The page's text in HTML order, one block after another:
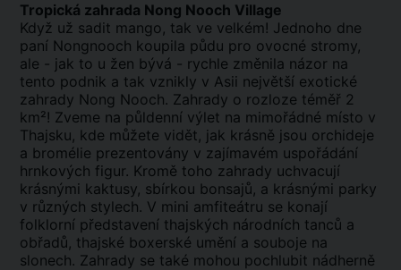
Tropická zahrada Nong Nooch Village
Když už sadit mango, tak ve velkém! Jednoho dne
paní Nongnooch koupila půdu pro ovocné stromy,
ale - jak to u žen bývá - rychle změnila názor na
tento podnik a tak vznikly v Asii největší exotické
zahrady Nong Nooch. Zahrady o rozloze téměř 2
km²! Zveme na půldenní výlet na mimořádné místo v
Thajsku, kde můžete vidět, jak krásně jsou orchideje
a bromélie prezentovány v zajímavém uspořádání
hrnkových figur. Kromě toho zahrady uchvacují
krásnými kaktusy, sbírkou bonsajů, a krásnými parky
v různých stylech. V mini amfiteátru se konají
folklorní představení thajských národních tanců a
obřadů, thajské boxerské umění a souboje na
slonech. Zahrady se také mohou pochlubit nádherně